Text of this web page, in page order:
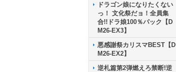
ドラゴン娘になりたくない
っ！ 文化祭だョ！全員集
合!!ドラ娘100％パック【D
M26-EX3】
悪感謝祭カリスマBEST【D
M26-EX2】
逆札篇第2弾燃えろ禁断!逆